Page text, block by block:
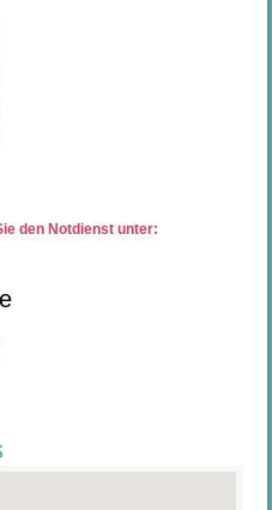
den Notdienst unter: